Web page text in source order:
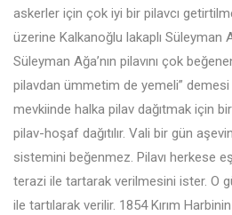
askerler için çok iyi bir pilavcı
üzerine Kalkanoğlu lakaplı Süleyman
Süleyman Ağa’nın pilavını çok
pilavdan ümmetim de yemeli” demesi
mevkiinde halka pilav dağıtmak için
pilav-hoşaf dağıtılır. Vali bir gün
sistemini beğenmez. Pilavı herkese
terazi ile tartarak verilmesini ister. O
ile tartılarak verilir. 1854 Kırım